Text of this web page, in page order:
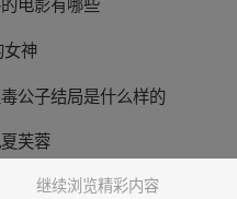
神
公子结局是什么样的
芙蓉
映日本的动画
继续浏览精彩内容